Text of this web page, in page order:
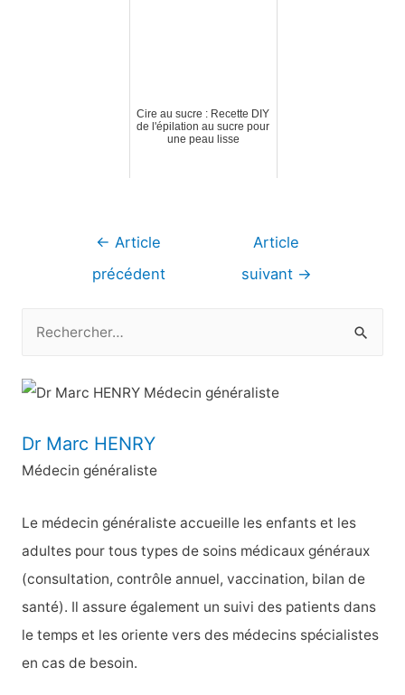
Cire au sucre : Recette DIY
de l'épilation au sucre pour
une peau lisse
Navigation
← Article
précédent
Article
suivant →
c
e
r
h
e
r
:
Dr Marc HENRY
Médecin généraliste
Le médecin généraliste accueille les enfants et les
adultes pour tous types de soins médicaux généraux
(consultation, contrôle annuel, vaccination, bilan de
santé). Il assure également un suivi des patients dans
le temps et les oriente vers des médecins spécialistes
en cas de besoin.